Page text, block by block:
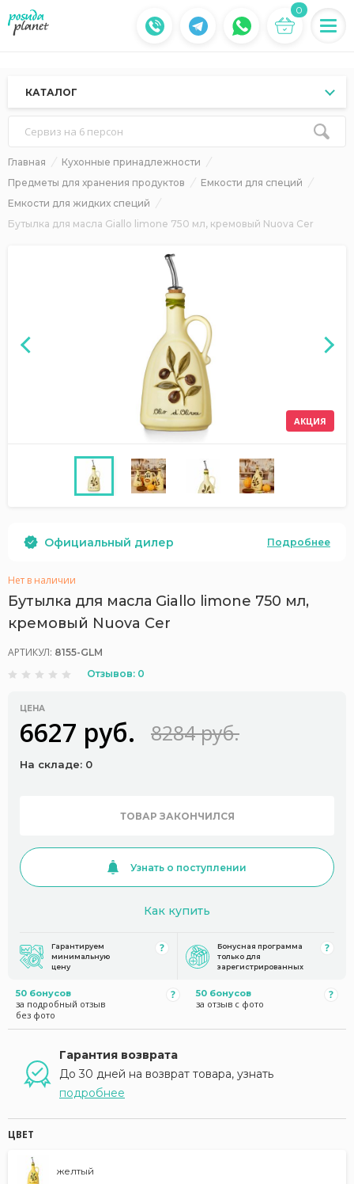
0
КАТАЛОГ
Сервиз на 6 персон
Главная
Кухонные принадлежности
Предметы для хранения продуктов
Емкости для специй
Емкости для жидких специй
Бутылка для масла Giallo limone 750 мл, кремовый Nuova Cer
АКЦИЯ
Официальный дилер Подробнее
Нет в наличии
Бутылка для масла Giallo limone 750 мл,
кремовый Nuova Cer
АРТИКУЛ: 8155-GLM
Отзывов: 0
ЦЕНА
6627 руб. 8284 руб.
На складе: 0
ТОВАР ЗАКОНЧИЛСЯ
Узнать о поступлении
Как купить
Гарантируем
минимальную
цену
Бонусная программа
только для
зарегистрированных
50 бонусов
за подробный отзыв
без фото
50 бонусов
за отзыв с фото
Гарантия возврата
До 30 дней на возврат товара, узнать
подробнее
ЦВЕТ
желтый